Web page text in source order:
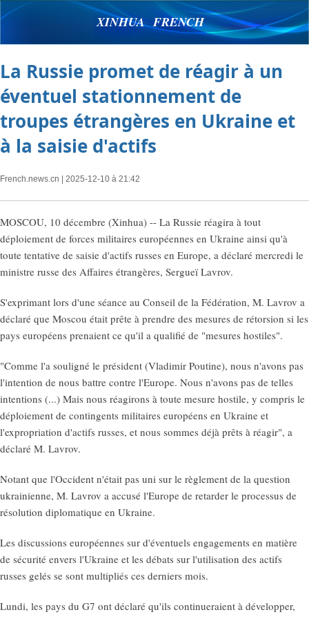
XINHUA FRENCH
La Russie promet de réagir à un
éventuel stationnement de
troupes étrangères en Ukraine et
à la saisie d'actifs
French.news.cn | 2025-12-10 à 21:42
MOSCOU, 10 décembre (Xinhua) -- La Russie réagira à tout
déploiement de forces militaires européennes en Ukraine ainsi qu'à
toute tentative de saisie d'actifs russes en Europe, a déclaré mercredi le
ministre russe des Affaires étrangères, Sergueï Lavrov.
S'exprimant lors d'une séance au Conseil de la Fédération, M. Lavrov a
déclaré que Moscou était prête à prendre des mesures de rétorsion si les
pays européens prenaient ce qu'il a qualifié de "mesures hostiles".
"Comme l'a souligné le président (Vladimir Poutine), nous n'avons pas
l'intention de nous battre contre l'Europe. Nous n'avons pas de telles
intentions (...) Mais nous réagirons à toute mesure hostile, y compris le
déploiement de contingents militaires européens en Ukraine et
l'expropriation d'actifs russes, et nous sommes déjà prêts à réagir", a
déclaré M. Lavrov.
Notant que l'Occident n'était pas uni sur le règlement de la question
ukrainienne, M. Lavrov a accusé l'Europe de retarder le processus de
résolution diplomatique en Ukraine.
Les discussions européennes sur d'éventuels engagements en matière
de sécurité envers l'Ukraine et les débats sur l'utilisation des actifs
russes gelés se sont multipliés ces derniers mois.
Lundi, les pays du G7 ont déclaré qu'ils continueraient à développer,